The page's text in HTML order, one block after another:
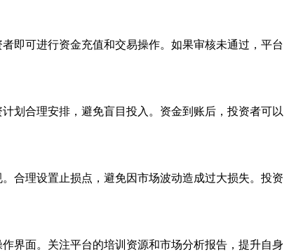
即可进行资金充值和交易操作。如果审核未通过，平台
划合理安排，避免盲目投入。资金到账后，投资者可以
合理设置止损点，避免因市场波动造成过大损失。投资
界面。关注平台的培训资源和市场分析报告，提升自身